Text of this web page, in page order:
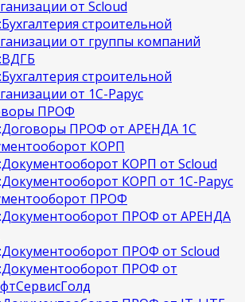
от Scloud
строительной
от группы компаний
строительной
от 1С-Рарус
ПРОФ
ПРОФ от АРЕНДА 1С
КОРП
КОРП от Scloud
КОРП от 1С-Рарус
ПРОФ
ПРОФ от АРЕНДА
ПРОФ от Scloud
ПРОФ от